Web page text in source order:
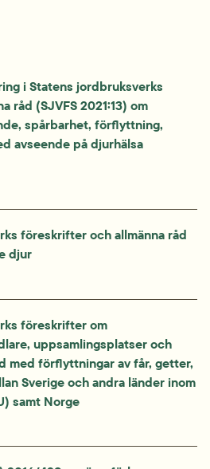
i Statens jordbruksverks
råd (SJVFS 2021:13) om
spårbarhet, förflyttning,
avseende på djurhälsa
föreskrifter och allmänna råd
djur
föreskrifter om
uppsamlingsplatser och
med förflyttningar av får, getter,
Sverige och andra länder inom
samt Norge